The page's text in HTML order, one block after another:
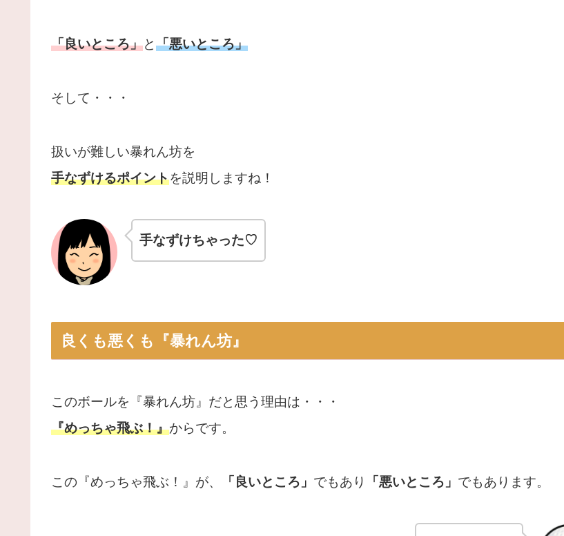
「良いところ」と「悪いところ」
そして・・・
扱いが難しい暴れん坊を
手なずけるポイントを説明しますね！
手なずけちゃった♡
良くも悪くも『暴れん坊』
このボールを『暴れん坊』だと思う理由は・・・
『めっちゃ飛ぶ！』からです。
この『めっちゃ飛ぶ！』が、 「良いところ」 でもあり 「悪いところ」 でもあります。